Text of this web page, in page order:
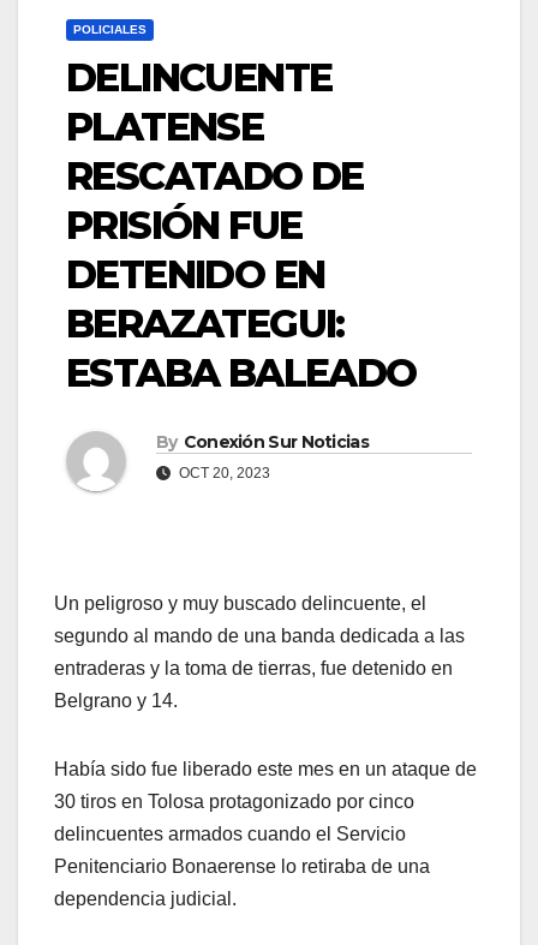
POLICIALES
DELINCUENTE
PLATENSE
RESCATADO DE
PRISIÓN FUE
DETENIDO EN
BERAZATEGUI:
ESTABA BALEADO
By Conexión Sur Noticias
OCT 20, 2023
Un peligroso y muy buscado delincuente, el
segundo al mando de una banda dedicada a las
entraderas y la toma de tierras, fue detenido en
Belgrano y 14.
Había sido fue liberado este mes en un ataque de
30 tiros en Tolosa protagonizado por cinco
delincuentes armados cuando el Servicio
Penitenciario Bonaerense lo retiraba de una
dependencia judicial.